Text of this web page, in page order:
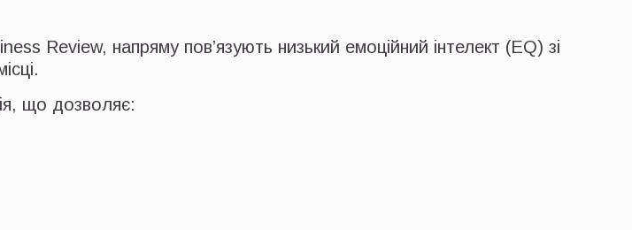
Review, напряму пов’язують низький емоційний інтелект (EQ) зі
що дозволяє: